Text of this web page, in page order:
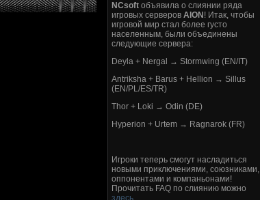
NCsoft объявила о слиянии ряда
игровых серверов AION ! Итак, чтобы
игровой мир стал более густо
населенным, были объединены
следующие сервера:
Deyla + Nergal → Stormwing (EN/IT)
Antriksha + Barus + Hellion → Sillus
(EN/PL/ES/TR)
Thor + Loki → Odin (DE)
Hyperion + Urtem → Ragnarok (FR)
Игроки теперь смогут насладиться
новыми приключениями, союзниками,
оппонентами и компаньонами!
Прочитать FAQ по слиянию можно